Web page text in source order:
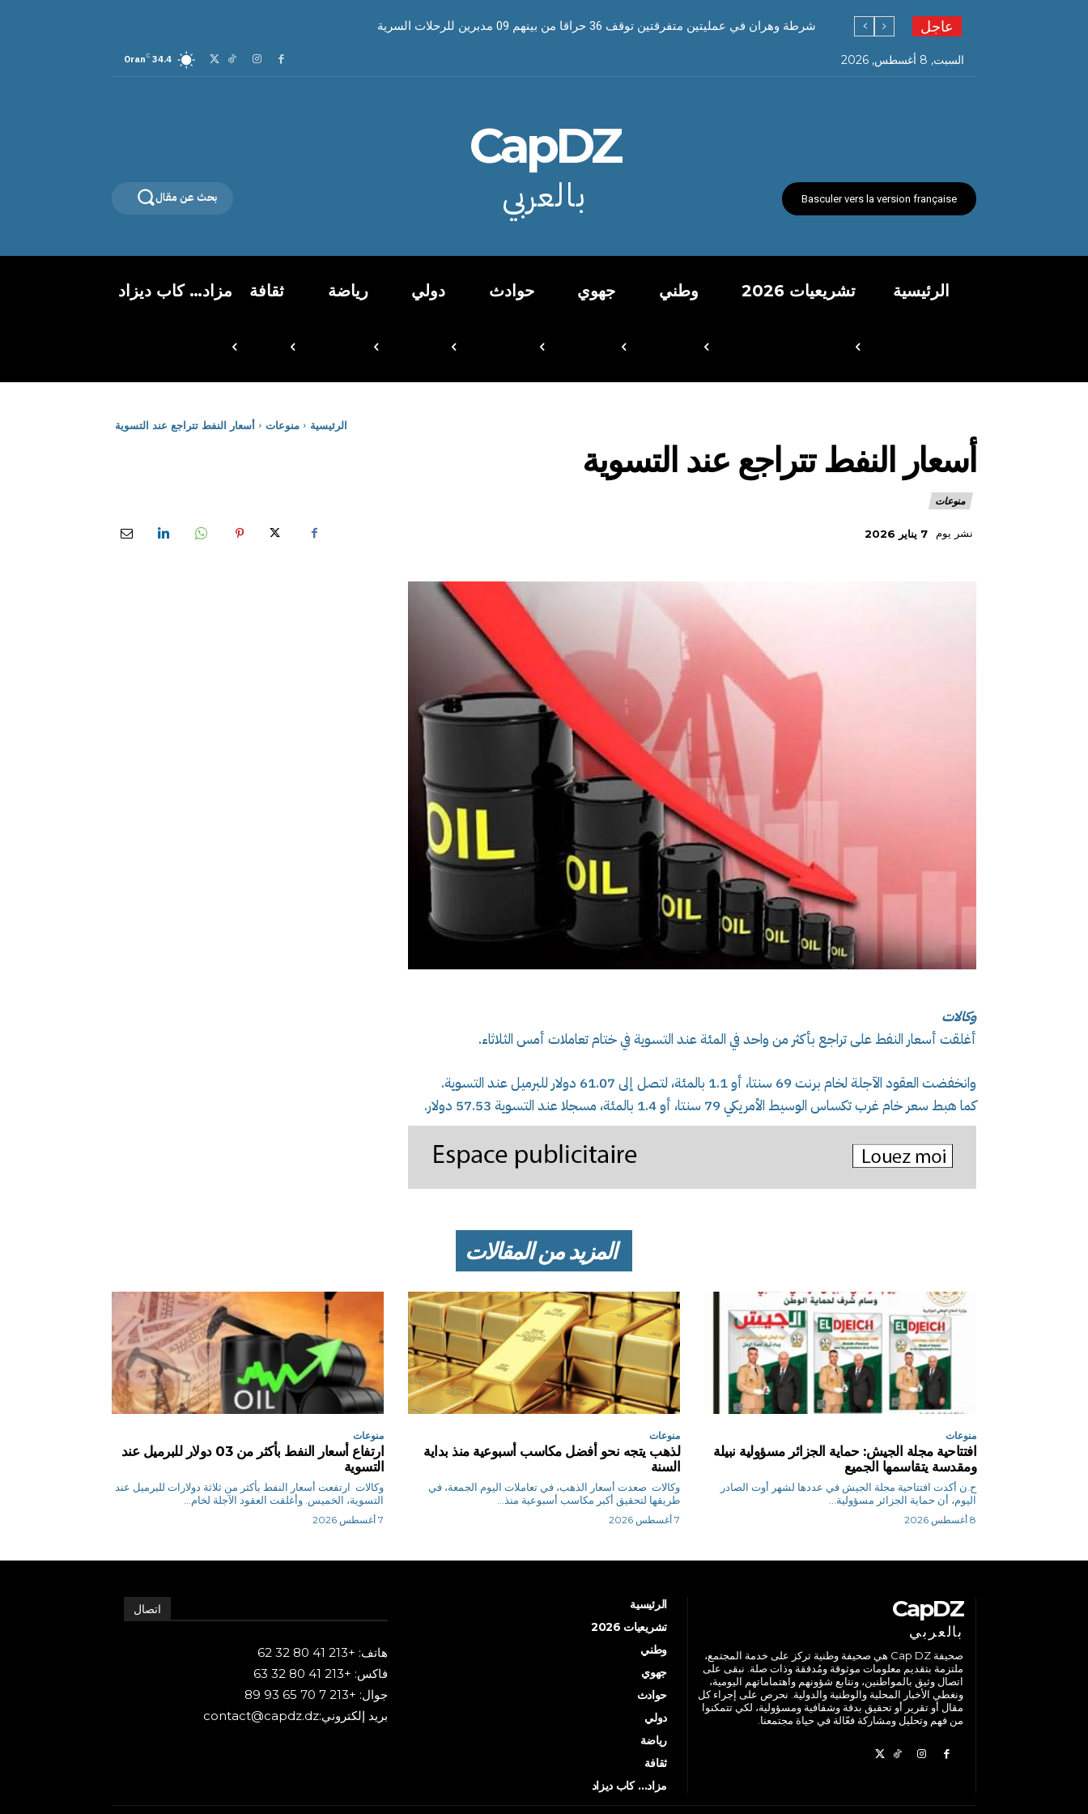
عاجل شرطة وهران في عمليتين متفرقتين توقف 36 حراقا من بينهم 09 مدبرين للرحلات السرية
السبت, 8 أغسطس, 2026 34.4
C
Oran
Basculer vers la version française
CapDZ
بالعربي بحث عن مقال
الرئيسية تشريعيات 2026 وطني جهوي حوادث دولي رياضة ثقافة مزاد… كاب ديزاد
الرئيسية منوعات أسعار النفط تتراجع عند التسوية
أسعار النفط تتراجع عند التسوية
منوعات
نشر يوم 7 يناير 2026
وكالات
أغلقت أسعار النفط على تراجع بأكثر من واحد في المئة عند التسوية في ختام تعاملات أمس الثلاثاء.
وانخفضت العقود الآجلة لخام برنت 69 سنتا، أو 1.1 بالمئة، لتصل إلى 61.07 دولار للبرميل عند التسوية.
كما هبط سعر خام غرب تكساس الوسيط الأمريكي 79 سنتا، أو 1.4 بالمئة، مسجلا عند التسوية 57.53 دولار.
المزيد من المقالات
منوعات
افتتاحية مجلة الجيش: حماية الجزائر مسؤولية نبيلة
ومقدسة يتقاسمها الجميع
ح.ن أكدت افتتاحية مجلة الجيش في عددها لشهر أوت الصادر
اليوم، أن حماية الجزائر مسؤولية...
8 أغسطس 2026
منوعات
لذهب يتجه نحو أفضل مكاسب أسبوعية منذ بداية
السنة
وكالات صعدت أسعار الذهب، في تعاملات اليوم الجمعة، في
طريقها لتحقيق أكبر مكاسب أسبوعية منذ...
7 أغسطس 2026
منوعات
ارتفاع أسعار النفط بأكثر من 03 دولار للبرميل عند
التسوية
وكالات ارتفعت أسعار النفط بأكثر من ثلاثة دولارات للبرميل عند
‌التسوية، الخميس. وأغلقت العقود الآجلة لخام...
7 أغسطس 2026
CapDZ
بالعربي
صحيفة Cap DZ هي صحيفة وطنية تركز على خدمة المجتمع،
ملتزمة بتقديم معلومات موثوقة ومُدققة وذات صلة. نبقى على
اتصال وثيق بالمواطنين، ونتابع شؤونهم واهتماماتهم اليومية،
ونغطي الأخبار المحلية والوطنية والدولية. نحرص على إجراء كل
مقال أو تقرير أو تحقيق بدقة وشفافية ومسؤولية، لكي تتمكنوا
من فهم وتحليل ومشاركة فعّالة في حياة مجتمعنا.
الرئيسية
تشريعيات 2026
وطني
جهوي
حوادث
دولي
رياضة
ثقافة
مزاد… كاب ديزاد
اتصال
هاتف: +213 41 80 32 62
فاكس: +213 41 80 32 63
جوال: +213 7 70 65 93 89
بريد إلكتروني:contact@capdz.dz